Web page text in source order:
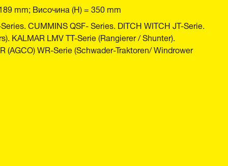
mm; Височина (H) = 350 mm
CUMMINS QSF- Series. DITCH WITCH JT-Serie.
KALMAR LMV TT-Serie (Rangierer / Shunter).
(AGCO) WR-Serie (Schwader-Traktoren/ Windrower